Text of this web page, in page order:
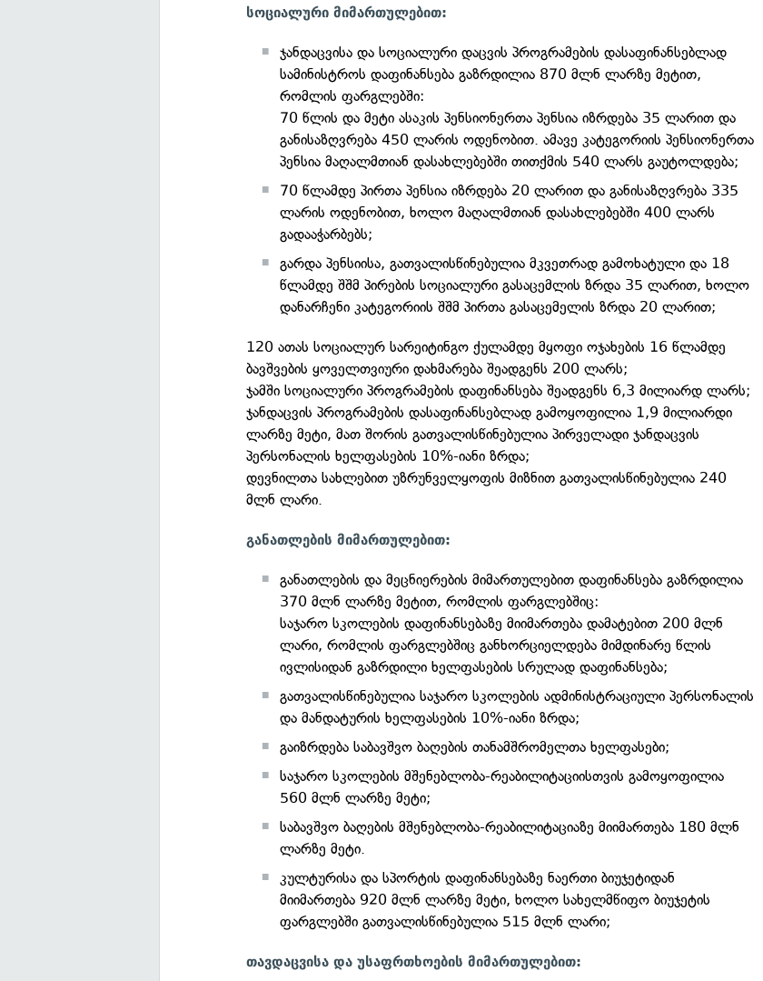
სოციალური მიმართულებით:
ჯანდაცვისა და სოციალური დაცვის პროგრამების დასაფინანსებლად
სამინისტროს დაფინანსება გაზრდილია 870 მლნ ლარზე მეტით,
რომლის ფარგლებში:
70 წლის და მეტი ასაკის პენსიონერთა პენსია იზრდება 35 ლარით და
განისაზღვრება 450 ლარის ოდენობით. ამავე კატეგორიის პენსიონერთა
პენსია მაღალმთიან დასახლებებში თითქმის 540 ლარს გაუტოლდება;
70 წლამდე პირთა პენსია იზრდება 20 ლარით და განისაზღვრება 335
ლარის ოდენობით, ხოლო მაღალმთიან დასახლებებში 400 ლარს
გადააჭარბებს;
გარდა პენსიისა, გათვალისწინებულია მკვეთრად გამოხატული და 18
წლამდე შშმ პირების სოციალური გასაცემლის ზრდა 35 ლარით, ხოლო
დანარჩენი კატეგორიის შშმ პირთა გასაცემელის ზრდა 20 ლარით;
120 ათას სოციალურ სარეიტინგო ქულამდე მყოფი ოჯახების 16 წლამდე
ბავშვების ყოველთვიური დახმარება შეადგენს 200 ლარს;
ჯამში სოციალური პროგრამების დაფინანსება შეადგენს 6,3 მილიარდ ლარს;
ჯანდაცვის პროგრამების დასაფინანსებლად გამოყოფილია 1,9 მილიარდი
ლარზე მეტი, მათ შორის გათვალისწინებულია პირველადი ჯანდაცვის
პერსონალის ხელფასების 10%-იანი ზრდა;
დევნილთა სახლებით უზრუნველყოფის მიზნით გათვალისწინებულია 240
მლნ ლარი.
განათლების მიმართულებით:
განათლების და მეცნიერების მიმართულებით დაფინანსება გაზრდილია
370 მლნ ლარზე მეტით, რომლის ფარგლებშიც:
საჯარო სკოლების დაფინანსებაზე მიიმართება დამატებით 200 მლნ
ლარი, რომლის ფარგლებშიც განხორციელდება მიმდინარე წლის
ივლისიდან გაზრდილი ხელფასების სრულად დაფინანსება;
გათვალისწინებულია საჯარო სკოლების ადმინისტრაციული პერსონალის
და მანდატურის ხელფასების 10%-იანი ზრდა;
გაიზრდება საბავშვო ბაღების თანამშრომელთა ხელფასები;
საჯარო სკოლების მშენებლობა-რეაბილიტაციისთვის გამოყოფილია
560 მლნ ლარზე მეტი;
საბავშვო ბაღების მშენებლობა-რეაბილიტაციაზე მიიმართება 180 მლნ
ლარზე მეტი.
კულტურისა და სპორტის დაფინანსებაზე ნაერთი ბიუჯეტიდან
მიიმართება 920 მლნ ლარზე მეტი, ხოლო სახელმწიფო ბიუჯეტის
ფარგლებში გათვალისწინებულია 515 მლნ ლარი;
თავდაცვისა და უსაფრთხოების მიმართულებით: